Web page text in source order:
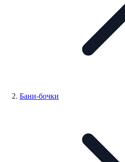
Бани-бочки